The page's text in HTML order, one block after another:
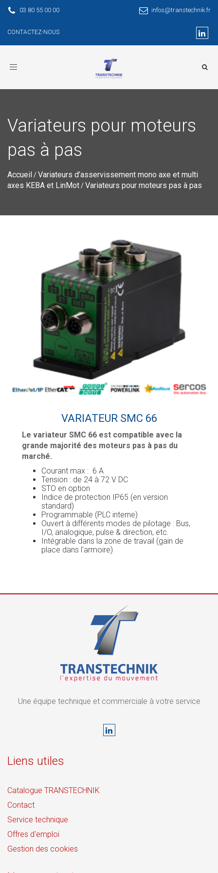
03 80 55 00 00 infos@transtechnik.fr
CONTACTEZ-NOUS
Toggle
Variateurs pour moteurs
pas à pas
Accueil/Variateurs d’asservissement mono axe et multi
axes KEBA et LinMot/Variateurs pour moteurs pas à pas
VARIATEUR SMC 66
Le variateur SMC 66 est compatible avec la
grande majorité des moteurs pas à pas du
marché.
Courant max : 6 A
Tension : de 24 à 72 V DC
STO en option
Indice de protection IP65 (en version
standard)
Programmable (PLC interne)
Ouvert à différents modes de pilotage : Bus,
I/O, analogique, pulse & direction, etc.
Intégrable dans la zone de travail (gain de
place dans l'armoire)
Une équipe technique et commerciale à votre service
Liens utiles
Catalogue TRANSTECHNIK
Contact
Service technique
Offres d'emploi
Gestion des cookies